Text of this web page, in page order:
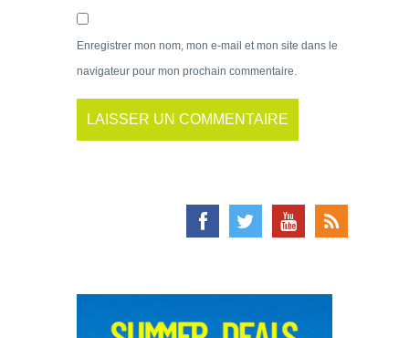
Enregistrer mon nom, mon e-mail et mon site dans le
navigateur pour mon prochain commentaire.